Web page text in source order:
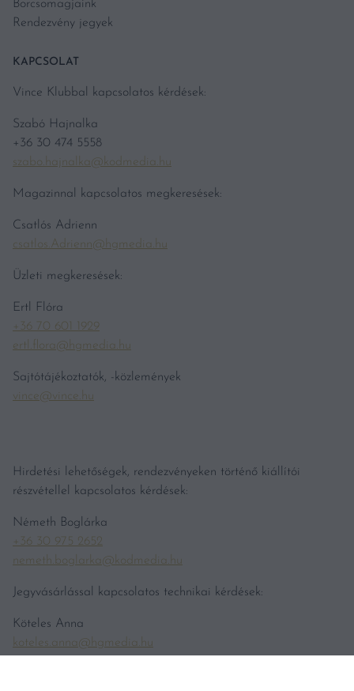
Borcsomagjaink
Rendezvény jegyek
KAPCSOLAT
Vince Klubbal kapcsolatos kérdések:
Szabó Hajnalka
+36 30 474 5558
szabo.hajnalka@kodmedia.hu
Magazinnal kapcsolatos megkeresések:
Csatlós Adrienn
csatlos.Adrienn@hgmedia.hu
Üzleti megkeresések:
Ertl Flóra
+36 70 601 1929
ertl.flora@hgmedia.hu
Sajtótájékoztatók, -közlemények
vince@vince.hu
Hirdetési lehetőségek, rendezvényeken történő kiállítói
részvétellel kapcsolatos kérdések:
Németh Boglárka
+36 30 975 2652
nemeth.boglarka@kodmedia.hu
Jegyvásárlással kapcsolatos technikai kérdések:
Köteles Anna
koteles.anna@hgmedia.hu